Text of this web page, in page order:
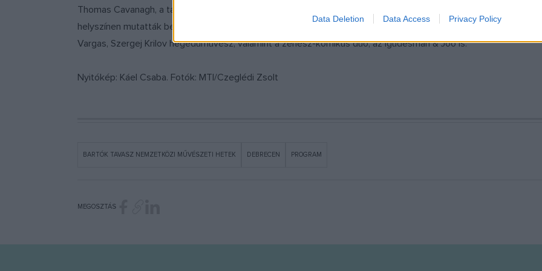
Data Deletion Data Access Privacy Policy
Thomas Cavanagh, a társulat ügyvezetője és Melecio Estrella, a társulat kreatív igazgatója, koreográfusa
helyszínen mutatták be produkcióikat. A debreceni programsorozatban fellép többek közt a jazz kubai
Vargas, Szergej Krilov hegedűművész, valamint a zenész-komikus duó, az Igudesman & Joo is.
Nyitókép: Káel Csaba. Fotók: MTI/Czeglédi Zsolt
BARTÓK TAVASZ NEMZETKÖZI MŰVÉSZETI HETEK DEBRECEN PROGRAM
MEGOSZTÁS